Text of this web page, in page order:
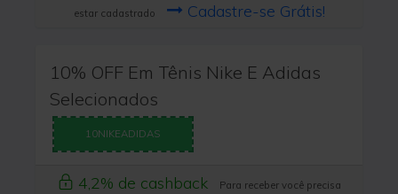
estar cadastrado
Cadastre-se Grátis!
10% OFF Em Tênis Nike E Adidas
Selecionados
10NIKEADIDAS
4,2% de cashback
Para receber você precisa